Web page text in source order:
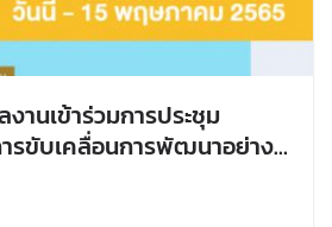
านเข้าร่วมการประชุม
รขับเคลื่อนการพัฒนาอย่าง
Sustainable
2022)